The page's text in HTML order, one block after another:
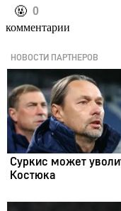
️🤬 0
комментарии